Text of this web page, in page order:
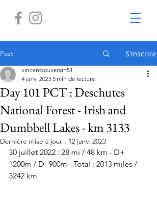
Post S'inscrire
Day 101 PCT : Deschutes
National Forest - Irish and
Dumbbell Lakes - km 3133
vincentsouverain51
4 janv. 2023 5 min de lecture
Dernière mise à jour : 12 janv. 2023
30 juillet 2022 : 28 mi / 48 km - D+
1200m / D- 900m - Total : 2013 miles /
3242 km